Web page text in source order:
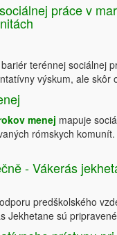
práce v
terénnej sociálnej
výskum, ale skôr
menej mapuje
rómskych
- Vákerás
predškolského
Jekhetane sú